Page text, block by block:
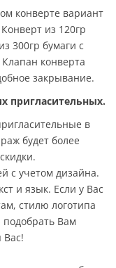
конверте вариант
из 120гр
300гр бумаги с
конверта
закрывание.
пригласительных.
в
будет более
с учетом дизайна.
и язык. Если у Вас
стилю логотипа
Вам
Вас!